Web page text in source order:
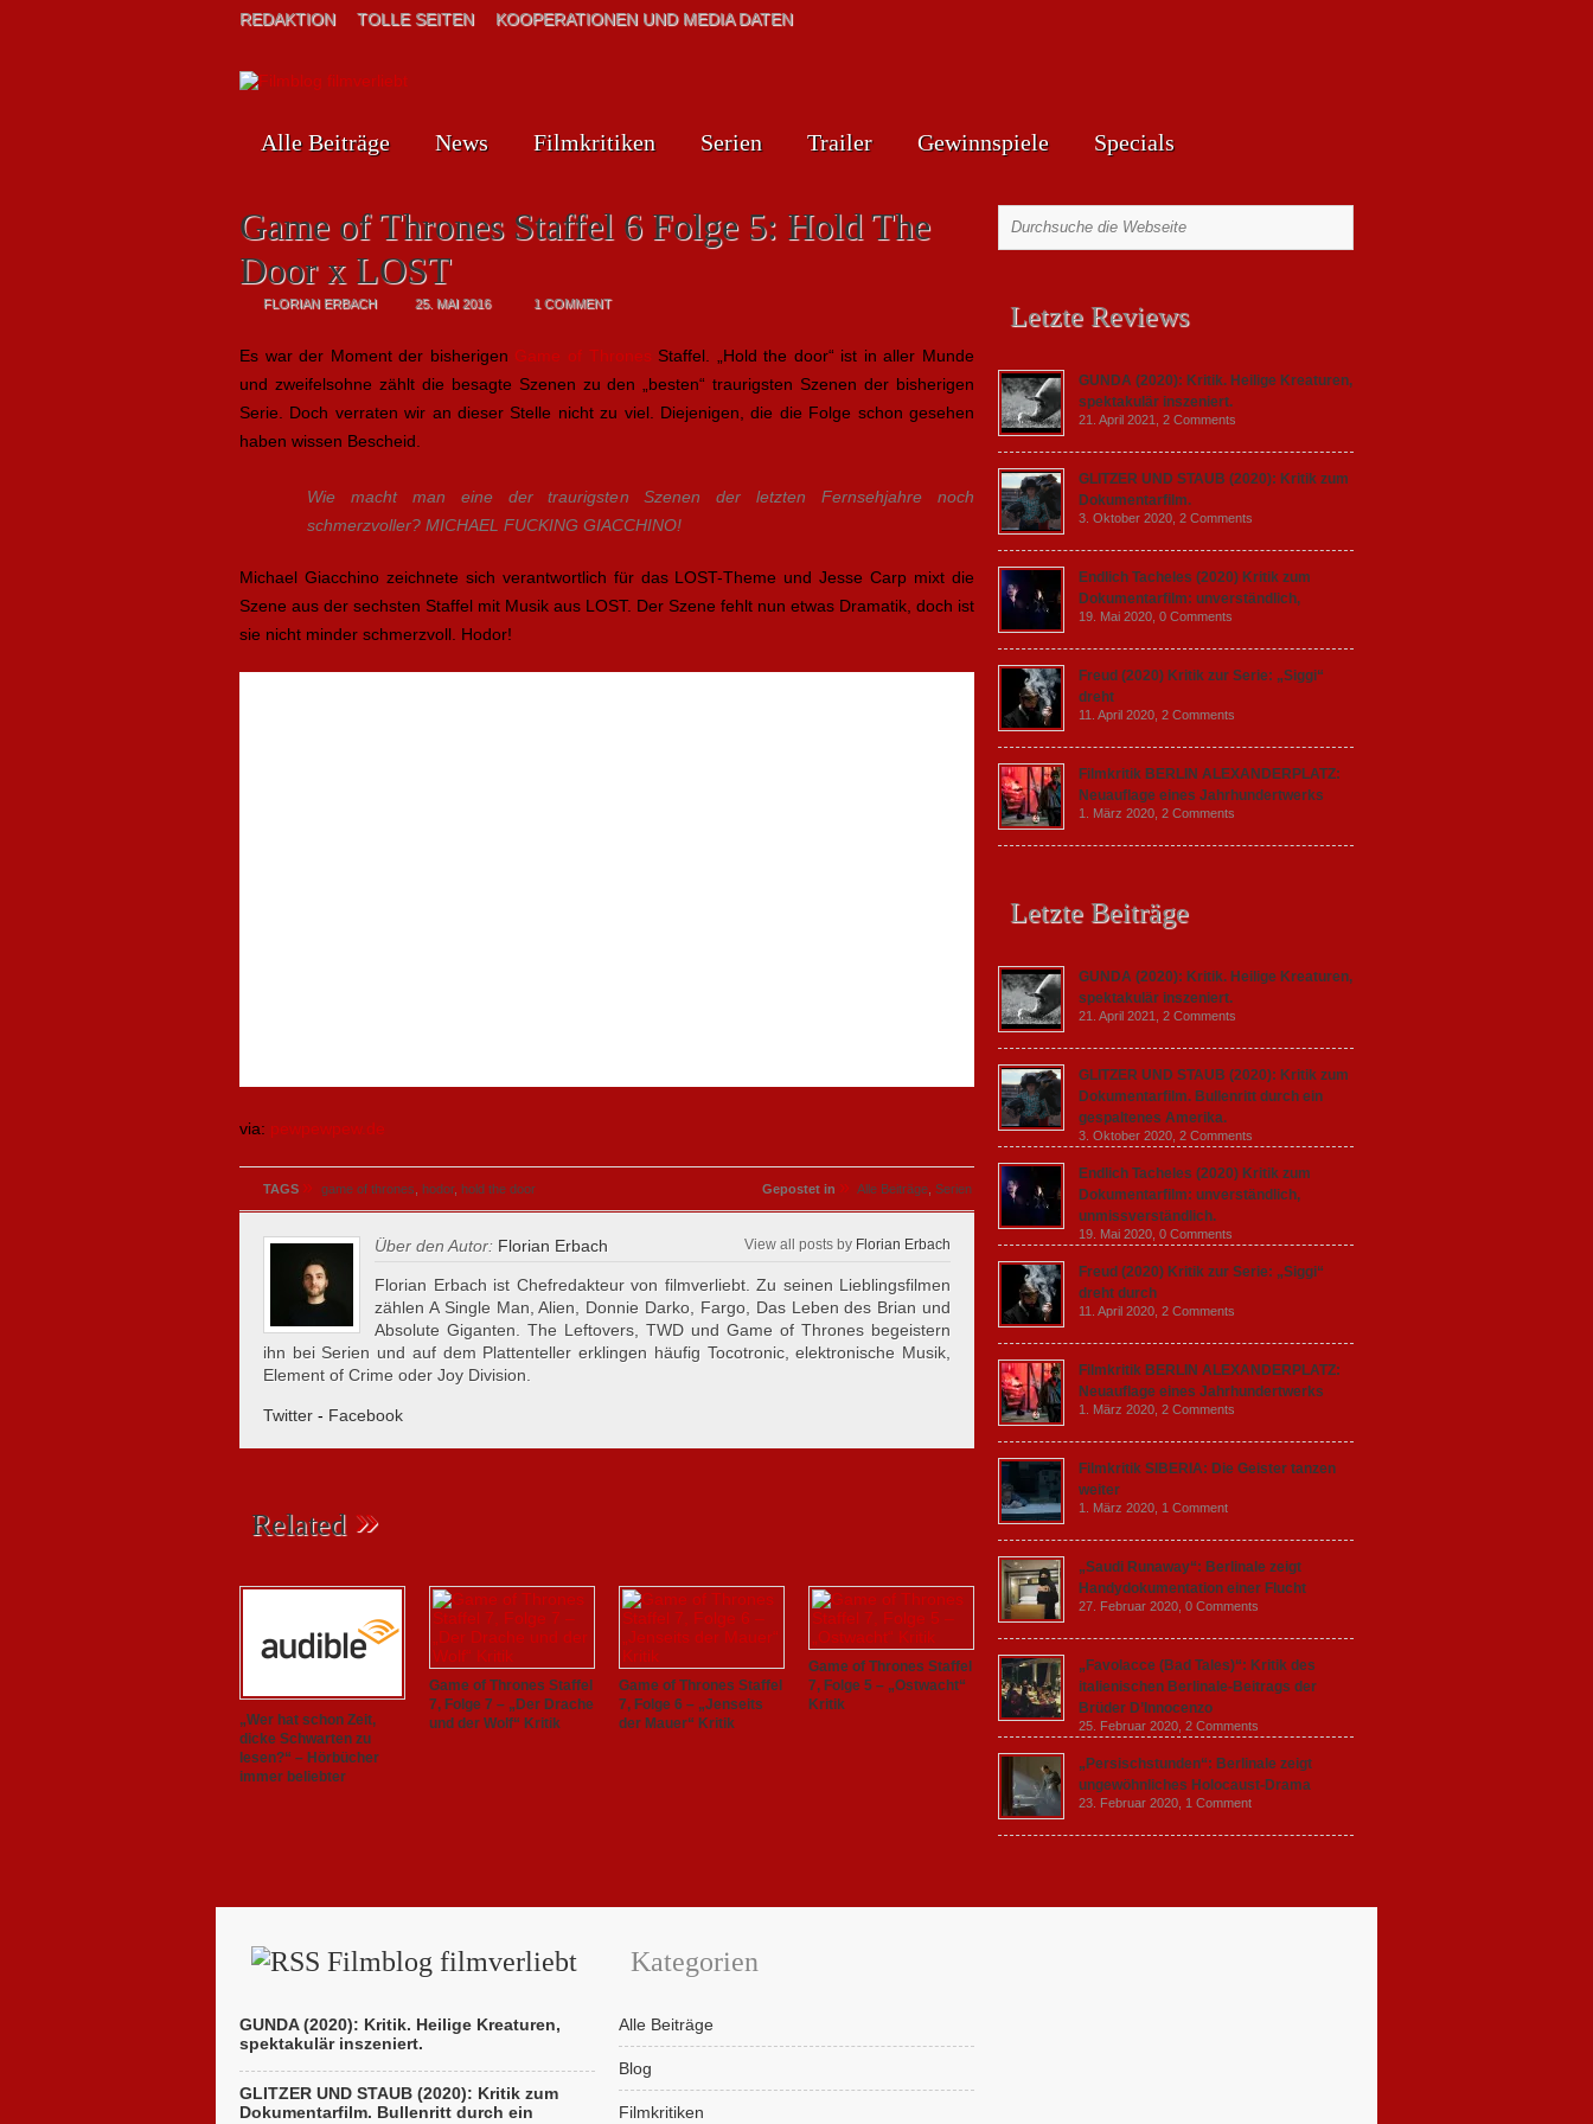
REDAKTION TOLLE SEITEN KOOPERATIONEN UND MEDIA DATEN
Alle Beiträge News Filmkritiken Serien Trailer Gewinnspiele Specials
Game of Thrones Staffel 6 Folge 5: Hold The
Door x LOST
FLORIAN ERBACH 25. MAI 2016 1 COMMENT
Es war der Moment der bisherigen Game of Thrones Staffel. „Hold the door“ ist in aller Munde
und zweifelsohne zählt die besagte Szenen zu den „besten“ traurigsten Szenen der bisherigen
Serie. Doch verraten wir an dieser Stelle nicht zu viel. Diejenigen, die die Folge schon gesehen
haben wissen Bescheid.
Wie macht man eine der traurigsten Szenen der letzten Fernsehjahre noch
schmerzvoller? MICHAEL FUCKING GIACCHINO!
Michael Giacchino zeichnete sich verantwortlich für das LOST-Theme und Jesse Carp mixt die
Szene aus der sechsten Staffel mit Musik aus LOST. Der Szene fehlt nun etwas Dramatik, doch ist
sie nicht minder schmerzvoll. Hodor!
via: pewpewpew.de
TAGS » game of thrones hodor, hold the door Gepostet in » Alle Beiträge Serien
Über den Autor: Florian Erbach View all posts by Florian Erbach
Florian Erbach ist Chefredakteur von filmverliebt. Zu seinen Lieblingsfilmen
zählen A Single Man, Alien, Donnie Darko, Fargo, Das Leben des Brian und
Absolute Giganten. The Leftovers, TWD und Game of Thrones begeistern
ihn bei Serien und auf dem Plattenteller erklingen häufig Tocotronic, elektronische Musik,
Element of Crime oder Joy Division.
Twitter - Facebook
Related »
„Wer hat schon Zeit,
dicke Schwarten zu
lesen?“ – Hörbücher
immer beliebter
Game of Thrones Staffel
7, Folge 7 – „Der Drache
und der Wolf“ Kritik
Game of Thrones Staffel
7, Folge 6 – „Jenseits
der Mauer“ Kritik
Game of Thrones Staffel
7, Folge 5 – „Ostwacht“
Kritik
Letzte Reviews
GUNDA (2020): Kritik. Heilige Kreaturen,
spektakulär inszeniert.
21. April 2021, 2 Comments
GLITZER UND STAUB (2020): Kritik zum
Dokumentarfilm.
3. Oktober 2020, 2 Comments
Endlich Tacheles (2020) Kritik zum
Dokumentarfilm: unverständlich,
19. Mai 2020, 0 Comments
Freud (2020) Kritik zur Serie: „Siggi“
dreht
11. April 2020, 2 Comments
Filmkritik BERLIN ALEXANDERPLATZ:
Neuauflage eines Jahrhundertwerks
1. März 2020, 2 Comments
Letzte Beiträge
GUNDA (2020): Kritik. Heilige Kreaturen,
spektakulär inszeniert.
21. April 2021, 2 Comments
GLITZER UND STAUB (2020): Kritik zum
Dokumentarfilm. Bullenritt durch ein
gespaltenes Amerika.
3. Oktober 2020, 2 Comments
Endlich Tacheles (2020) Kritik zum
Dokumentarfilm: unverständlich,
unmissverständlich.
19. Mai 2020, 0 Comments
Freud (2020) Kritik zur Serie: „Siggi“
dreht durch
11. April 2020, 2 Comments
Filmkritik BERLIN ALEXANDERPLATZ:
Neuauflage eines Jahrhundertwerks
1. März 2020, 2 Comments
Filmkritik SIBERIA: Die Geister tanzen
weiter
1. März 2020, 1 Comment
„Saudi Runaway“: Berlinale zeigt
Handydokumentation einer Flucht
27. Februar 2020, 0 Comments
„Favolacce (Bad Tales)“: Kritik des
italienischen Berlinale-Beitrags der
Brüder D’Innocenzo
25. Februar 2020, 2 Comments
„Persischstunden“: Berlinale zeigt
ungewöhnliches Holocaust-Drama
23. Februar 2020, 1 Comment
Filmblog filmverliebt
GUNDA (2020): Kritik. Heilige Kreaturen,
spektakulär inszeniert.
GLITZER UND STAUB (2020): Kritik zum
Dokumentarfilm. Bullenritt durch ein
Kategorien
Alle Beiträge
Blog
Filmkritiken